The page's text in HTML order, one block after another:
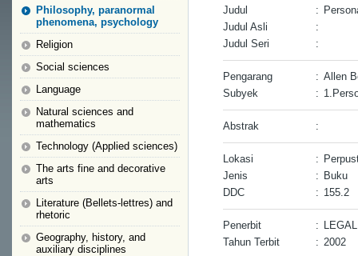
Philosophy, paranormal
phenomena, psychology
Religion
Social sciences
Language
Natural sciences and
mathematics
Technology (Applied sciences)
The arts fine and decorative
arts
Literature (Bellets-lettres) and
rhetoric
Geography, history, and
auxiliary disciplines
Judul
:
Judul Asli
:
Judul Seri
:
Pengarang : Allen
Subyek
:
Abstrak :
Lokasi :
Jenis
: Buku
DDC
: 155.2
Penerbit :
Tahun Terbit
: 2002